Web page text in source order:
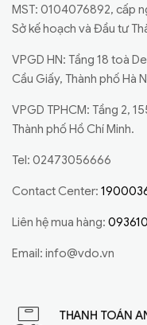
MST: 0104076892, cấp
Sở kế hoạch và Đầu tư
VPGD HN: Tầng 18 toà
Cầu Giấy, Thành phố Hà
VPGD TPHCM: Tầng 2,
Thành phố Hồ Chí Minh.
Tel: 02473056666
Contact Center:
Liên hệ mua hàng:
Email: info@vdo.vn
THANH TOÁN